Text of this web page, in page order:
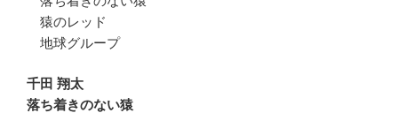
猿のレッド
地球グループ
千田 翔太
落ち着きのない猿